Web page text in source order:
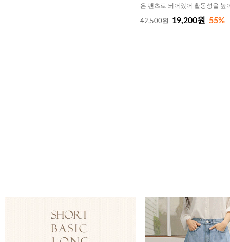
은 팬츠로 되어있어 활동성을 높
42,500원 19,200원 55%